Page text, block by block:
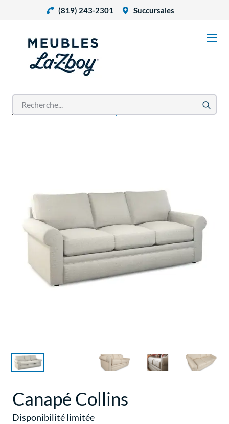
(819) 243-2301 Succursales
Accueil Produits Canapé Collins
Canapé Collins
Disponibilité limitée